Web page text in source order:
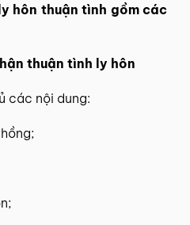
hôn thuận tình gồm các
thuận tình ly hôn
các nội dung: